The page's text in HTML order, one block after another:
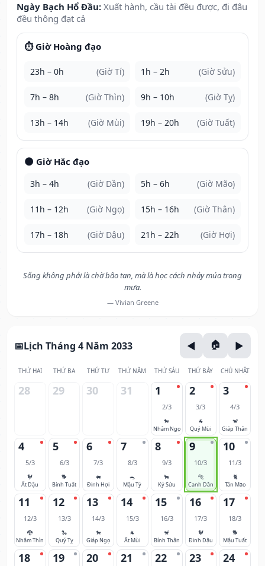
Ngày Bạch Hổ Đầu: Xuất hành, cầu tài đều được, đi đâu
đều thông đạt cả
⏱️ Giờ Hoàng đạo
23h – 0h (Giờ Tí) 1h – 2h (Giờ Sửu)
7h – 8h (Giờ Thìn) 9h – 10h (Giờ Tỵ)
13h – 14h (Giờ Mùi) 19h – 20h (Giờ Tuất)
🌑 Giờ Hắc đạo
3h – 4h (Giờ Dần) 5h – 6h (Giờ Mão)
11h – 12h (Giờ Ngọ) 15h – 16h (Giờ Thân)
17h – 18h (Giờ Dậu) 21h – 22h (Giờ Hợi)
Sống không phải là chờ bão tan, mà là học cách nhảy múa trong
mưa.
— Vivian Greene
Lịch Tháng 4 Năm 2033
THỨ HAI THỨ BA THỨ TƯ THỨ NĂM THỨ SÁU THỨ BẢY CHỦ NHẬT
28 29 30 31 1
2/3
🐎
Nhâm Ngọ
2
3/3
🐐
Quý Mùi
3
4/3
🐒
Giáp Thân
4
5/3
🐓
Ất Dậu
5
6/3
🐕
Bính Tuất
6
7/3
🐖
Đinh Hợi
7
8/3
🐀
Mậu Tý
8
9/3
🐂
Kỷ Sửu
9
10/3
🐅
Canh Dần
10
11/3
🐈
Tân Mão
11
12/3
🐉
Nhâm Thìn
12
13/3
🐍
Quý Tỵ
13
14/3
🐎
Giáp Ngọ
14
15/3
🐐
Ất Mùi
15
16/3
🐒
Bính Thân
16
17/3
🐓
Đinh Dậu
17
18/3
🐕
Mậu Tuất
18 19 20 21 22 23 24